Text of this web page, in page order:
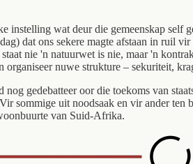
wat deur die gemeenskap
dat ons sekere magte afstaan in ruil
nie 'n natuurwet is nie, maar 'n
nuwe strukture – sekuriteit,
gedebatteer oor die toekoms van
sommige uit noodsaak en vir ander
van Suid-Afrika.